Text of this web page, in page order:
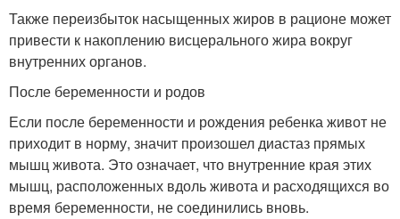
Также переизбыток насыщенных жиров в рационе может
привести к накоплению висцерального жира вокруг
внутренних органов.
После беременности и родов
Если после беременности и рождения ребенка живот не
приходит в норму, значит произошел диастаз прямых
мышц живота. Это означает, что внутренние края этих
мышц, расположенных вдоль живота и расходящихся во
время беременности, не соединились вновь.